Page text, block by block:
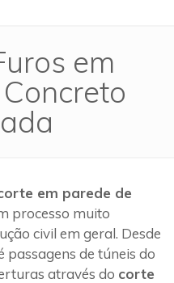
em
em parede de
processo muito
civil em geral. Desde
de túneis do
através do corte